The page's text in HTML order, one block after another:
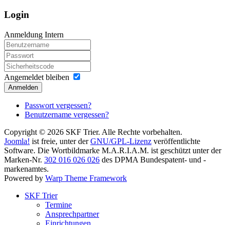
Login
Anmeldung Intern
Angemeldet bleiben
Anmelden
Passwort vergessen?
Benutzername vergessen?
Copyright © 2026 SKF Trier. Alle Rechte vorbehalten.
Joomla! ist freie, unter derGNU/GPL-Lizenz veröffentlichte
Software. Die Wortbildmarke M.A.R.I.A.M. ist geschützt unter der
Marken-Nr. 302 016 026 026 des DPMA Bundespatent- und -
markenamtes.
Powered by Warp Theme Framework
SKF Trier
Termine
Ansprechpartner
Einrichtungen